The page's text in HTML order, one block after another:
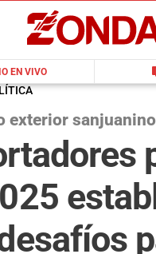
EN VIVO
exterior sanjuanino